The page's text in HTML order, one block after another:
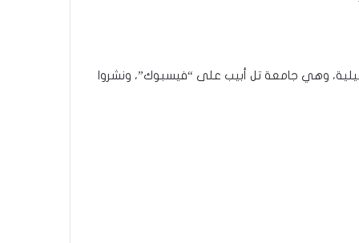
وهي جامعة تل أبيب على “فيسبوك”، ونشروا